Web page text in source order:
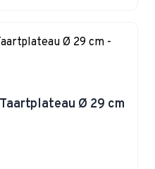
Ø 29 cm